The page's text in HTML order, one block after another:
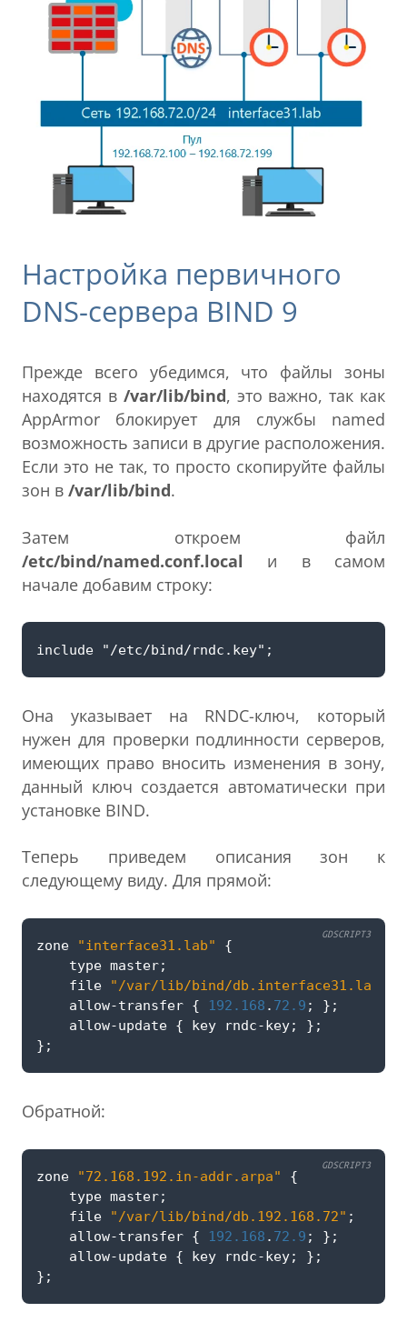
Настройка первичного
DNS-сервера BIND 9
Прежде всего убедимся, что файлы зоны
находятся в /var/lib/bind, это важно, так как
AppArmor блокирует для службы named
возможность записи в другие расположения.
Если это не так, то просто скопируйте файлы
зон в /var/lib/bind.
Затем откроем файл
/etc/bind/named.conf.local и в самом
начале добавим строку:
Она указывает на RNDC-ключ, который
нужен для проверки подлинности серверов,
имеющих право вносить изменения в зону,
данный ключ создается автоматически при
установке BIND.
Теперь приведем описания зон к
следующему виду. Для прямой:
zone "interface31.lab"
{
type master;
file
"/var/lib/bind/db.interface31.lab"
allow-transfer { 192.168 . 72.9 ;
};
allow-update { key rndc-key;
};
};
GDSCRIPT3
Обратной:
zone "72.168.192.in-addr.arpa"
{
type master;
file
"/var/lib/bind/db.192.168.72" ;
allow-transfer { 192.168 . 72.9 ;
};
allow-update { key rndc-key;
};
};
GDSCRIPT3